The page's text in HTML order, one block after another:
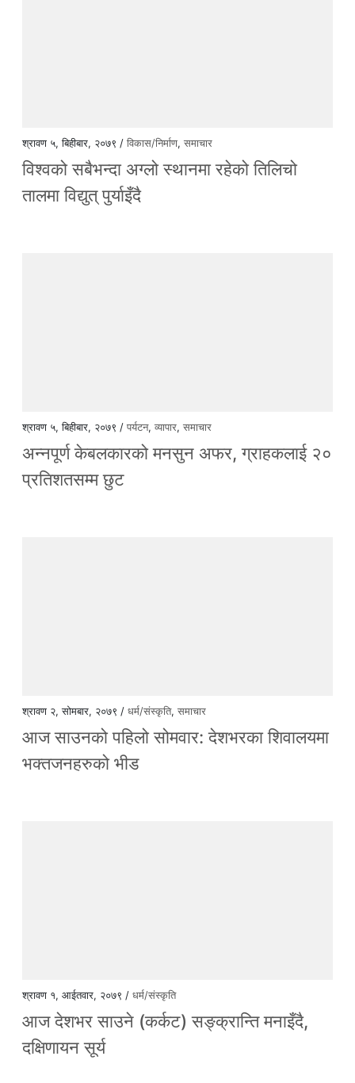
श्रावण ५, बिहीबार, २०७९ /विकास/निर्माण,समाचार
विश्वको सबैभन्दा अग्लो स्थानमा रहेको तिलिचो
तालमा विद्युत् पुर्याइँदै
श्रावण ५, बिहीबार, २०७९ /पर्यटन,व्यापार,समाचार
अन्नपूर्ण केबलकारको मनसुन अफर, ग्राहकलाई २०
प्रतिशतसम्म छुट
श्रावण २, सोमबार, २०७९ /धर्म/संस्कृति,समाचार
आज साउनको पहिलो सोमवार: देशभरका शिवालयमा
भक्तजनहरुको भीड
श्रावण १, आईतवार, २०७९ /धर्म/संस्कृति
आज देशभर साउने (कर्कट) सङ्क्रान्ति मनाइँदै,
दक्षिणायन सूर्य